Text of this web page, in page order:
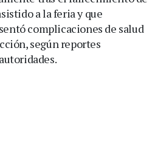
a la feria y que
complicaciones de salud
según reportes